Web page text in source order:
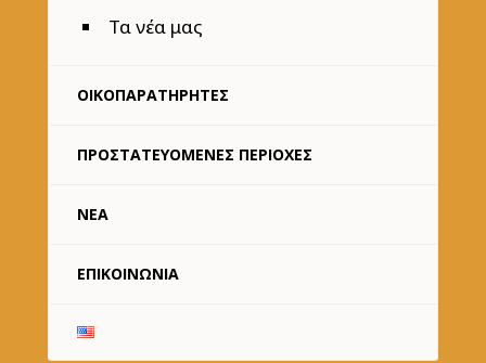
Τα νέα μας
ΟΙΚΟΠΑΡΑΤΗΡΗΤΈΣ
ΠΡΟΣΤΑΤΕΥΌΜΕΝΕΣ ΠΕΡΙΟΧΈΣ
ΝΈΑ
ΕΠΙΚΟΙΝΩΝΊΑ